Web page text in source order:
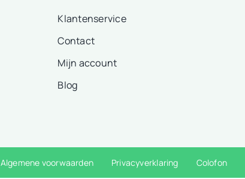
Klantenservice
Contact
Mijn account
Blog
Algemene voorwaarden Privacyverklaring Colofon